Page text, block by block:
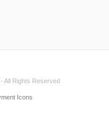
- All Rights Reserved